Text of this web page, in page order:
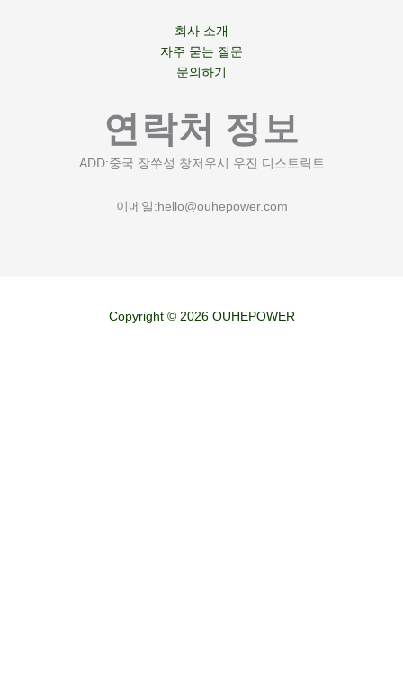
회사 소개
자주 묻는 질문
문의하기
연락처 정보
ADD:중국 장쑤성 창저우시 우진 디스트릭트
이메일:hello@ouhepower.com
Copyright © 2026 OUHEPOWER